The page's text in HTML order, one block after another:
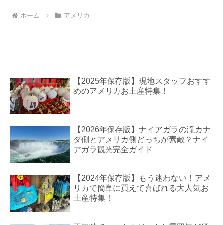
ホーム アメリカ
【2025年保存版】現地スタッフおすす
めのアメリカお土産特集！
【2026年保存版】ナイアガラの滝カナ
ダ側とアメリカ側どっちが素敵？ナイ
アガラ観光完全ガイド
【2024年保存版】もう迷わない！アメ
リカで簡単に買えて喜ばれる大人気お
土産特集！